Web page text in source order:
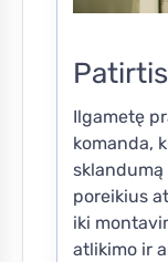
Patirtis
Ilgametę
komanda,
poreikius
iki
atlikimo ir